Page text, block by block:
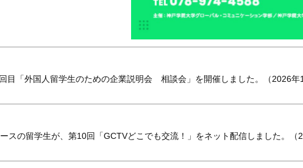
目「外国人留学生のための企業説明会 相談会」を開催しました。（2026年1
スの留学生が、第10回「GCTVどこでも交流！」をネット配信しました。（